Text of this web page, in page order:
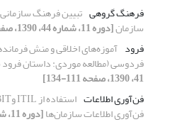
فرهنگ گروهی تبیین فرهنگ
سازمان[دوره 11، شماره 44، 1390، صفحه 89-122]
فرود آموزه‌های اخلاقی و منش
فردوسی (مطالعه موردی: داستان
41، 1390، صفحه 111-134]
فن‌آوری اطلاعات
فن‌آوری اطلاعات سازمان‌ها